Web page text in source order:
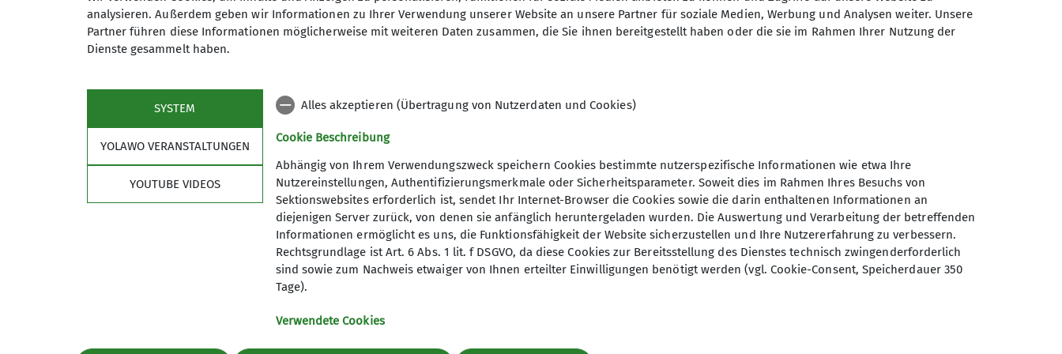
Sektion
Geschäftsstelle
Wissenswertes
Deutschen Alpenvereins e.V.
analysieren. Außerdem geben wir Informationen zu Ihrer Verwendung unserer Website an unsere Partner für soziale Medien, Werbung und Analysen weiter. Unsere
Partner führen diese Informationen möglicherweise mit weiteren Daten zusammen, die Sie ihnen bereitgestellt haben oder die sie im Rahmen Ihrer Nutzung der
Dienste gesammelt haben.
SYSTEM
YOLAWO VERANSTALTUNGEN
YOUTUBE VIDEOS
Alles akzeptieren (Übertragung von Nutzerdaten und Cookies)
Cookie Beschreibung
Abhängig von Ihrem Verwendungszweck speichern Cookies bestimmte nutzerspezifische Informationen wie etwa Ihre
Nutzereinstellungen, Authentifizierungsmerkmale oder Sicherheitsparameter. Soweit dies im Rahmen Ihres Besuchs von
Sektionswebsites erforderlich ist, sendet Ihr Internet-Browser die Cookies sowie die darin enthaltenen Informationen an
diejenigen Server zurück, von denen sie anfänglich heruntergeladen wurden. Die Auswertung und Verarbeitung der betreffenden
Informationen ermöglicht es uns, die Funktionsfähigkeit der Website sicherzustellen und Ihre Nutzererfahrung zu verbessern.
Rechtsgrundlage ist Art. 6 Abs. 1 lit. f DSGVO, da diese Cookies zur Bereitsstellung des Dienstes technisch zwingenderforderlich
sind sowie zum Nachweis etwaiger von Ihnen erteilter Einwilligungen benötigt werden (vgl. Cookie-Consent, Speicherdauer 350
Tage).
Verwendete Cookies